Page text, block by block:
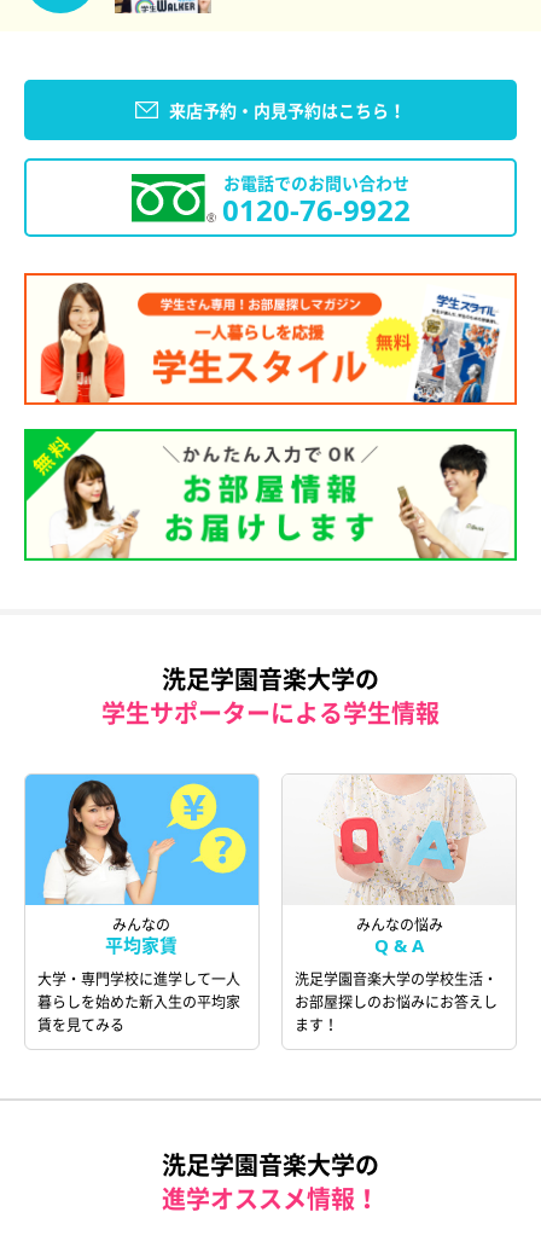
来店予約・内見予約はこちら！
お電話でのお問い合わせ
0120-76-9922
洗足学園音楽大学の
学生サポーターによる学生情報
みんなの
平均家賃
大学・専門学校に進学して一人
暮らしを始めた新入生の平均家
賃を見てみる
みんなの悩み
Q & A
洗足学園音楽大学の学校生活・
お部屋探しのお悩みにお答えし
ます！
洗足学園音楽大学の
進学オススメ情報！